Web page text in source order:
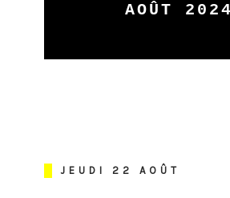
AOÛT 2024
JEUDI 22 AOÛT